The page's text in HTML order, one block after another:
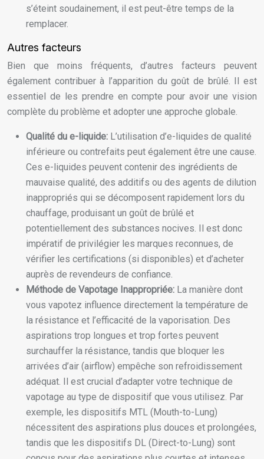
s’éteint soudainement, il est peut-être temps de la
remplacer.
Autres facteurs
Bien que moins fréquents, d’autres facteurs peuvent
également contribuer à l’apparition du goût de brûlé. Il est
essentiel de les prendre en compte pour avoir une vision
complète du problème et adopter une approche globale.
Qualité du e-liquide: L’utilisation d’e-liquides de qualité
inférieure ou contrefaits peut également être une cause.
Ces e-liquides peuvent contenir des ingrédients de
mauvaise qualité, des additifs ou des agents de dilution
inappropriés qui se décomposent rapidement lors du
chauffage, produisant un goût de brûlé et
potentiellement des substances nocives. Il est donc
impératif de privilégier les marques reconnues, de
vérifier les certifications (si disponibles) et d’acheter
auprès de revendeurs de confiance.
Méthode de Vapotage Inappropriée: La manière dont
vous vapotez influence directement la température de
la résistance et l’efficacité de la vaporisation. Des
aspirations trop longues et trop fortes peuvent
surchauffer la résistance, tandis que bloquer les
arrivées d’air (airflow) empêche son refroidissement
adéquat. Il est crucial d’adapter votre technique de
vapotage au type de dispositif que vous utilisez. Par
exemple, les dispositifs MTL (Mouth-to-Lung)
nécessitent des aspirations plus douces et prolongées,
tandis que les dispositifs DL (Direct-to-Lung) sont